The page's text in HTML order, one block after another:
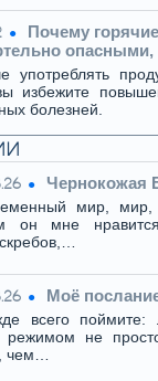
Почему
опасными,
употреблять
избежите
болезней.
Чернокожая
мир,
он мне
Моё
всего
режимом не
чем…